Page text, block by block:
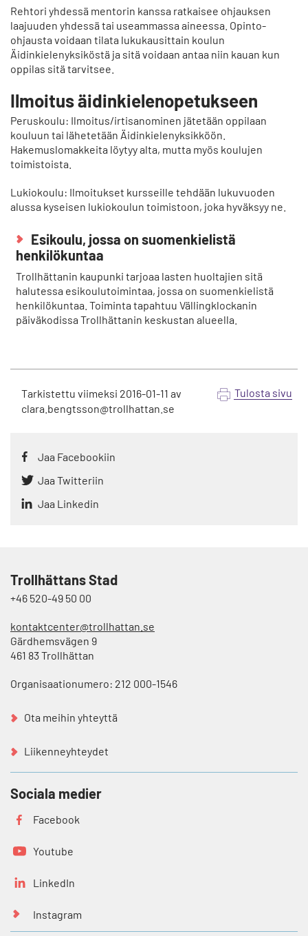
Rehtori yhdessä mentorin kanssa ratkaisee ohjauksen
laajuuden yhdessä tai useammassa aineessa. Opinto-
ohjausta voidaan tilata lukukausittain koulun
Äidinkielenyksiköstä ja sitä voidaan antaa niin kauan kun
oppilas sitä tarvitsee.
Ilmoitus äidinkielenopetukseen
Peruskoulu: Ilmoitus/irtisanominen jätetään oppilaan
kouluun tai lähetetään Äidinkielenyksikköön.
Hakemuslomakkeita löytyy alta, mutta myös koulujen
toimistoista.
Lukiokoulu: Ilmoitukset kursseille tehdään lukuvuoden
alussa kyseisen lukiokoulun toimistoon, joka hyväksyy ne.
Esikoulu, jossa on suomenkielistä
henkilökuntaa
Trollhättanin kaupunki tarjoaa lasten huoltajien sitä
halutessa esikoulutoimintaa, jossa on suomenkielistä
henkilökuntaa. Toiminta tapahtuu Vällingklockanin
päiväkodissa Trollhättanin keskustan alueella.
Tarkistettu viimeksi 2016-01-11 av
clara.bengtsson@trollhattan.se
Tulosta sivu
Jaa Facebookiin
Jaa Twitteriin
Jaa Linkedin
Trollhättans Stad
+46 520-49 50 00
kontaktcenter@trollhattan.se
Gärdhemsvägen 9
461 83 Trollhättan
Organisaationumero: 212 000-1546
Ota meihin yhteyttä
Liikenneyhteydet
Sociala medier
Facebook
Youtube
LinkedIn
Instagram